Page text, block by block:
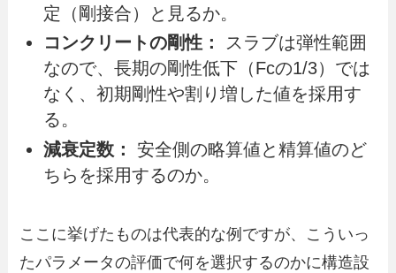
定（剛接合）と見るか。
コンクリートの剛性：
スラブは弾性範囲
なので、長期の剛性低下（Fcの1/3）では
なく、初期剛性や割り増した値を採用す
る。
減衰定数：
安全側の略算値と精算値のど
ちらを採用するのか。
ここに挙げたものは代表的な例ですが、こういっ
たパラメータの評価で何を選択するのかに構造設